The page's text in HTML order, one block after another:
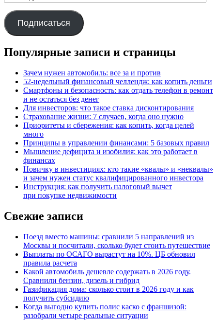
mail
адрес
Подписаться
Популярные записи и страницы
Зачем нужен автомобиль: все за и против
52-недельный финансовый челлендж: как копить деньги
Смартфоны и безопасность: как отдать телефон в ремонт
и не остаться без денег
Для инвесторов: что такое ставка дисконтирования
Страхование жизни: 7 случаев, когда оно нужно
Приоритеты и сбережения: как копить, когда целей
много
Принципы в управлении финансами: 5 базовых правил
Мышление дефицита и изобилия: как это работает в
финансах
Новичку в инвестициях: кто такие «квалы» и «неквалы»
и зачем нужен статус квалифицированного инвестора
Инструкция: как получить налоговый вычет
при покупке недвижимости
Свежие записи
Поезд вместо машины: сравнили 5 направлений из
Москвы и посчитали, сколько будет стоить путешествие
Выплаты по ОСАГО вырастут на 10%. ЦБ обновил
правила расчета
Какой автомобиль дешевле содержать в 2026 году.
Сравнили бензин, дизель и гибрид
Газификация дома: сколько стоит в 2026 году и как
получить субсидию
Когда выгодно купить полис каско с франшизой:
разобрали четыре реальные ситуации